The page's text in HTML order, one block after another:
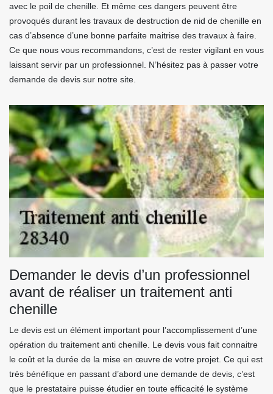
avec le poil de chenille. Et même ces dangers peuvent être
provoqués durant les travaux de destruction de nid de chenille en
cas d’absence d’une bonne parfaite maitrise des travaux à faire.
Ce que nous vous recommandons, c’est de rester vigilant en vous
laissant servir par un professionnel. N’hésitez pas à passer votre
demande de devis sur notre site.
Demander le devis d’un professionnel
avant de réaliser un traitement anti
chenille
Le devis est un élément important pour l’accomplissement d’une
opération du traitement anti chenille. Le devis vous fait connaitre
le coût et la durée de la mise en œuvre de votre projet. Ce qui est
très bénéfique en passant d’abord une demande de devis, c’est
que le prestataire puisse étudier en toute efficacité le système